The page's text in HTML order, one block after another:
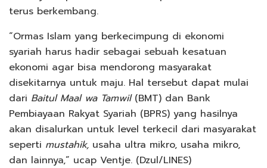
terus berkembang.
“Ormas Islam yang berkecimpung di ekonomi
syariah harus hadir sebagai sebuah kesatuan
ekonomi agar bisa mendorong masyarakat
disekitarnya untuk maju. Hal tersebut dapat mulai
dari Baitul Maal wa Tamwil (BMT) dan Bank
Pembiayaan Rakyat Syariah (BPRS) yang hasilnya
akan disalurkan untuk level terkecil dari masyarakat
seperti mustahik, usaha ultra mikro, usaha mikro,
dan lainnya,” ucap Ventje. (Dzul/LINES)